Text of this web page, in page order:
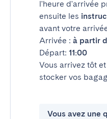
l'heure d'arrivée
ensuite les
avant votre
Arrivée : à partir
Départ: 11:00
Vous arrivez tôt
stocker vos
Vous avez une